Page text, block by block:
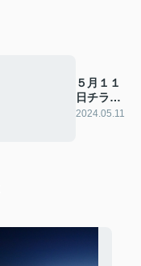
５月１１
日チラシ
公開です
2024.05.11